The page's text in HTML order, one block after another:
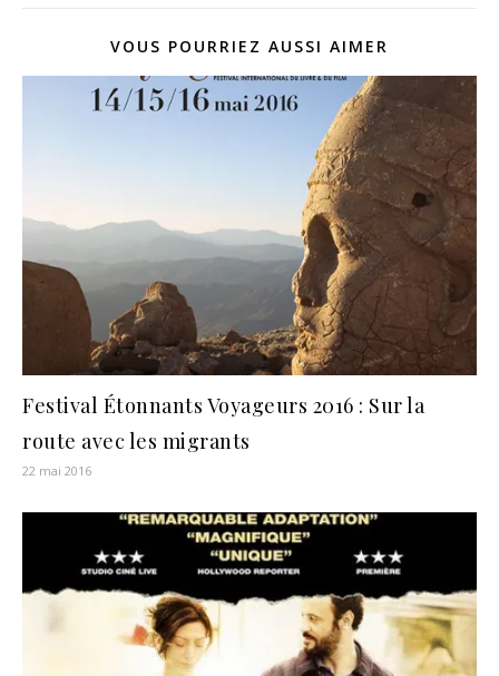
VOUS POURRIEZ AUSSI AIMER
Festival Étonnants Voyageurs 2016 : Sur la
route avec les migrants
22 mai 2016